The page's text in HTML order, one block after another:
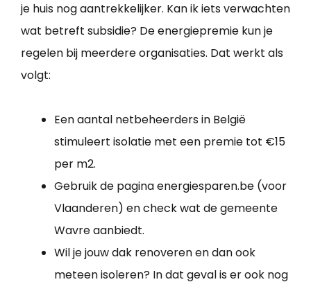
je huis nog aantrekkelijker. Kan ik iets verwachten
wat betreft subsidie? De energiepremie kun je
regelen bij meerdere organisaties. Dat werkt als
volgt:
Een aantal netbeheerders in België
stimuleert isolatie met een premie tot €15
per m2.
Gebruik de pagina energiesparen.be (voor
Vlaanderen) en check wat de gemeente
Wavre aanbiedt.
Wil je jouw dak renoveren en dan ook
meteen isoleren? In dat geval is er ook nog